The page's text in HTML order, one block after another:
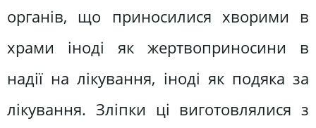
органів, що приносилися хворими в
храми іноді як жертвоприносини в
надії на лікування, іноді як подяка за
лікування. Зліпки ці виготовлялися з